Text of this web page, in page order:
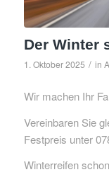
Der Winter
1. Oktober 2025 / in
Wir machen Ihr
Vereinbaren Sie
Festpreis unter
Winterreifen